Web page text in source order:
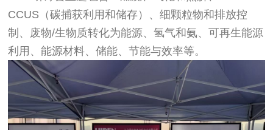
CCUS（碳捕获利用和储存）、细颗粒物和排放控
制、 废物/生物质转化为能源、氢气和氨、可再生能源
利用、能源材料、储能、节能与效率等。